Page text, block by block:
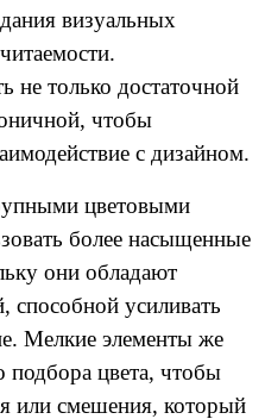
визуальных
не только достаточной
чтобы
с дизайном.
цветовыми
более насыщенные
они обладают
способной усиливать
Мелкие элементы же
подбора цвета, чтобы
или смешения, который